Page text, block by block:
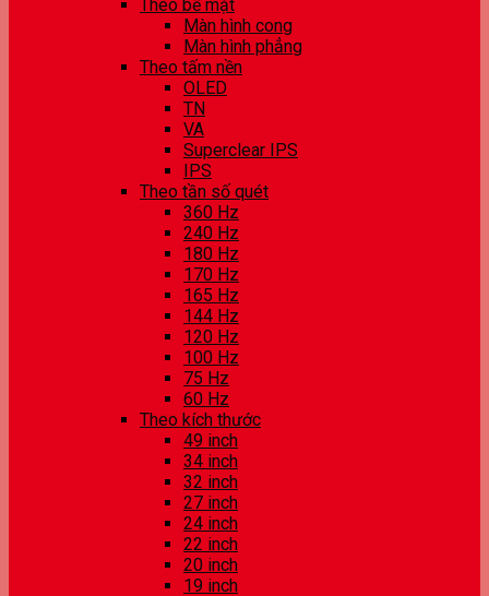
Theo bề mặt
Màn hình cong
Màn hình phẳng
Theo tấm nền
OLED
TN
VA
Superclear IPS
IPS
Theo tần số quét
360 Hz
240 Hz
180 Hz
170 Hz
165 Hz
144 Hz
120 Hz
100 Hz
75 Hz
60 Hz
Theo kích thước
49 inch
34 inch
32 inch
27 inch
24 inch
22 inch
20 inch
19 inch